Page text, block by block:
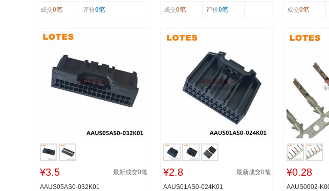
成交0笔 评价0笔 成交0笔 评价0笔 成交0笔
¥3.5 最新成交0笔
AAUS05AS0-032K01
¥2.8 最新成交0笔
AAUS01AS0-024K01
¥0.28
AAUS0002-